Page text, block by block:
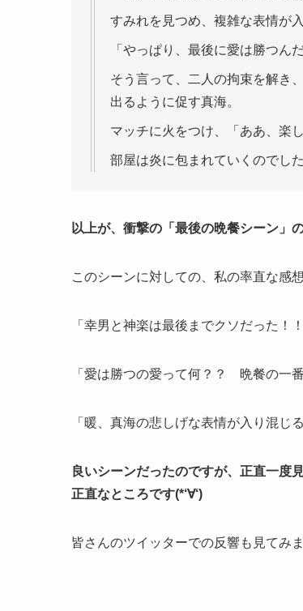
すみれを見つめ、複雑な表情が
「やっぱり、最後に愛は勝つん
そう言って、二人の拘束を解き
出るように促す真海。
マッチに火をつけ、「ああ、楽
部屋は炎に包まれていくのでした
以上が、衝撃の「最後の晩餐シーン」
このシーンに対しての、私の率直な感
「幸男と神楽は最後までクソだった！！
「愛は勝つの愛って何？？ 晩餐の一
「暖、真海の悲しげな表情が入り混じ
良いシーンだったのですが、正直一度
正直なところです(*‘∀‘)
皆さんのツイッターでの反響も見てみま